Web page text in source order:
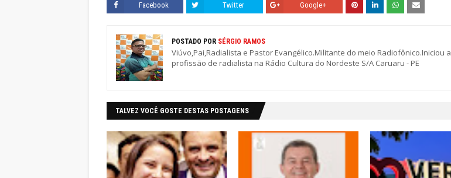
Facebook Twitter Google+
POSTADO POR SÉRGIO RAMOS
Viúvo,Pai,Radialista e Pastor Evangélico.Militante do meio Radiofônico.Iniciou a
profissão de radialista na Rádio Cultura do Nordeste S/A Caruaru - PE
TALVEZ VOCÊ GOSTE DESTAS POSTAGENS